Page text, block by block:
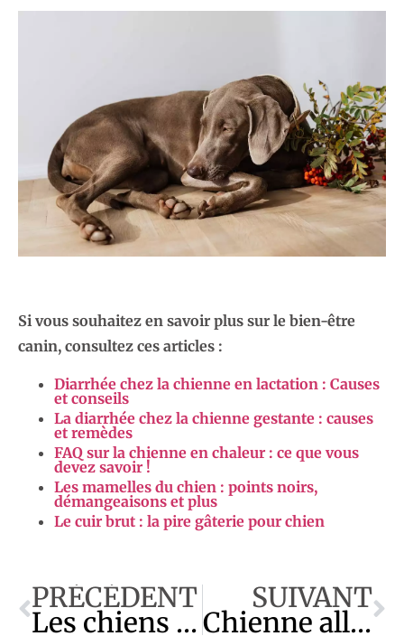
Si vous souhaitez en savoir plus sur le bien-être
canin, consultez ces articles :
Diarrhée chez la chienne en lactation : Causes
et conseils
La diarrhée chez la chienne gestante : causes
et remèdes
FAQ sur la chienne en chaleur : ce que vous
devez savoir !
Les mamelles du chien : points noirs,
démangeaisons et plus
Le cuir brut : la pire gâterie pour chien
PRÉCÉDENT
Les chiens castrés et leurs réactions aux femelles en chaleur
SUIVANT
Chienne allaitante trop maigre : causes et besoins nutritionnels